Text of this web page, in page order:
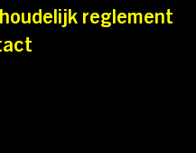
reglement